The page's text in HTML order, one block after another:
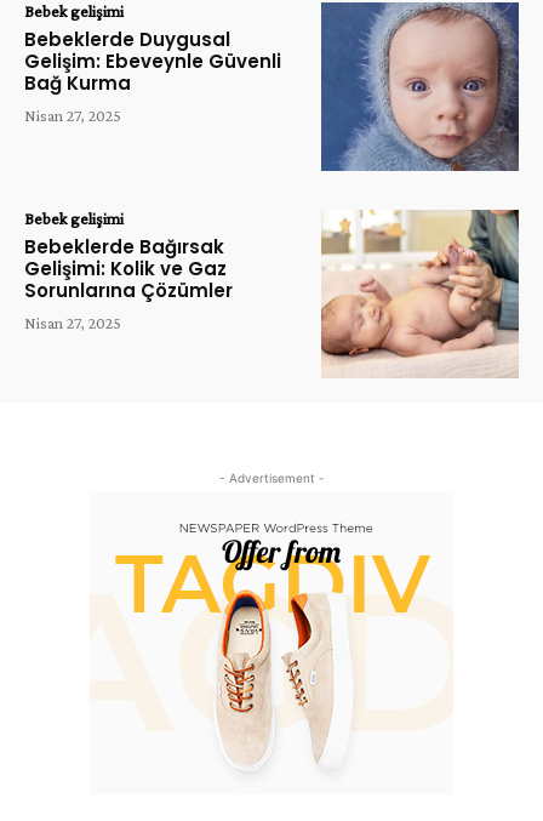
Bebek gelişimi
Bebeklerde Duygusal
Gelişim: Ebeveynle Güvenli
Bağ Kurma
Nisan 27, 2025
Bebek gelişimi
Bebeklerde Bağırsak
Gelişimi: Kolik ve Gaz
Sorunlarına Çözümler
Nisan 27, 2025
- Advertisement -